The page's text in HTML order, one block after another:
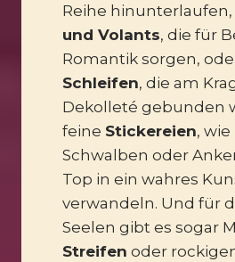
Reihe hinunterlaufen,
und Volants, die für
Romantik sorgen,
Schleifen, die am
Dekolleté gebunden
feine Stickereien,
Schwalben oder
Top in ein wahres
verwandeln. Und für
Seelen gibt es sogar
Streifen oder